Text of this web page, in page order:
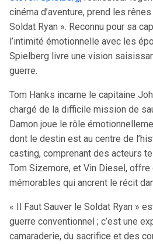
cinéma d’aventure, prend les
Soldat Ryan ». Reconnu pour sa
l’intimité émotionnelle avec les
Spielberg livre une vision
guerre.
Tom Hanks incarne le capitaine
chargé de la difficile mission de
Damon joue le rôle
dont le destin est au centre de
casting, comprenant des acteurs
Tom Sizemore, et Vin Diesel,
mémorables qui ancrent le récit
« Il Faut Sauver le Soldat Ryan »
guerre conventionnel ; c’est une
camaraderie, du sacrifice et des